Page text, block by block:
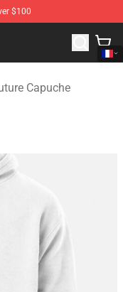
$100
Merchandise Store
Capuche